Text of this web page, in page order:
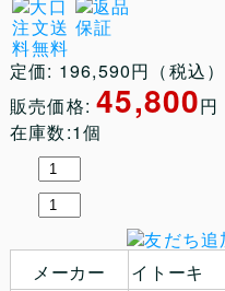
定価: 196,590円（税込）
販売価格:45,800円
在庫数:1個
メーカー
イトーキ